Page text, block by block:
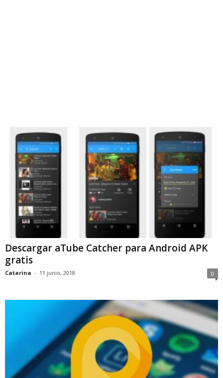
Descargar aTube Catcher para Android APK
gratis
Catarina - 11 junio, 2018 0